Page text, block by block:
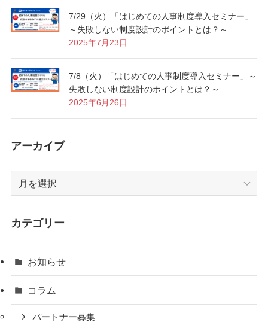
7/29（火）「はじめての人事制度導入セミナー」
～失敗しない制度設計のポイントとは？～
2025年7月23日
7/8（火）「はじめての人事制度導入セミナー」～
失敗しない制度設計のポイントとは？～
2025年6月26日
アーカイブ
イ
カテゴリー
お知らせ
コラム
パートナー募集